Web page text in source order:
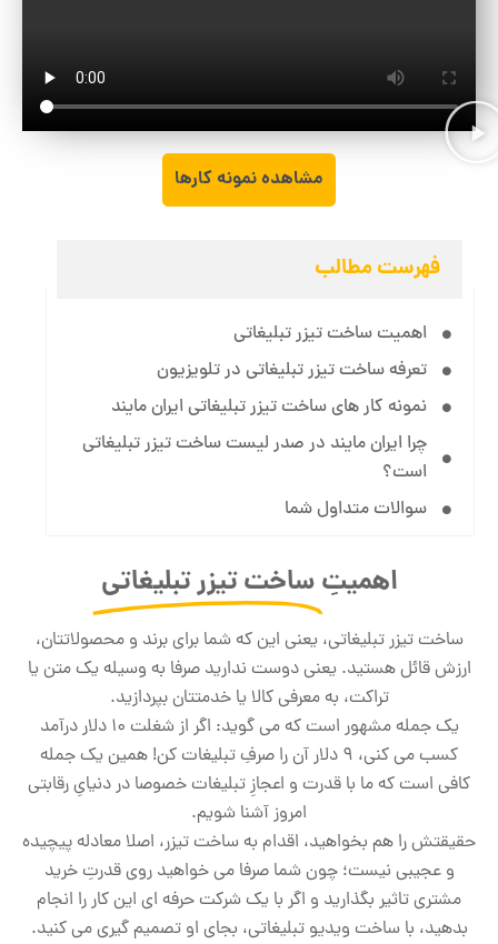
مشاهده نمونه کارها
فهرست مطالب
اهمیت ساخت تیزر تبلیغاتی
تعرفه ساخت تیزر تبلیغاتی در تلویزیون
نمونه کار های ساخت تیزر تبلیغاتی ایران مایند
چرا ایران مایند در صدر لیست ساخت تیزر تبلیغاتی
است؟
سوالات متداول شما
اهمیتِساخت تیزر تبلیغاتی
ساخت تیزر تبلیغاتی، یعنی این که شما برای برند و محصولاتتان،
ارزش قائل هستید. یعنی دوست ندارید صرفا به وسیله یک متن یا
تراکت، به معرفی کالا یا خدمتتان بپردازید.
یک جمله مشهور است که می گوید: اگر از شغلت 10 دلار درآمد
کسب می کنی، 9 دلار آن را صرفِ تبلیغات کن! همین یک جمله
کافی است که ما با قدرت و اعجازِ تبلیغات خصوصا در دنیایِ رقابتی
امروز آشنا شویم.
حقیقتش را هم بخواهید، اقدام به ساخت تیزر، اصلا معادله پیچیده
و عجیبی نیست؛ چون شما صرفا می خواهید روی قدرتِ خرید
مشتری تاثیر بگذارید و اگر با یک شرکت حرفه ای این کار را انجام
بدهید، با ساخت ویدیو تبلیغاتی، بجای او تصمیم گیری می کنید.